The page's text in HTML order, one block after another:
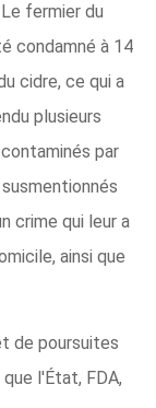
fermier du
condamné à 14
cidre, ce qui a
plusieurs
par
crime qui leur a
ainsi que
de poursuites
l'État, FDA,